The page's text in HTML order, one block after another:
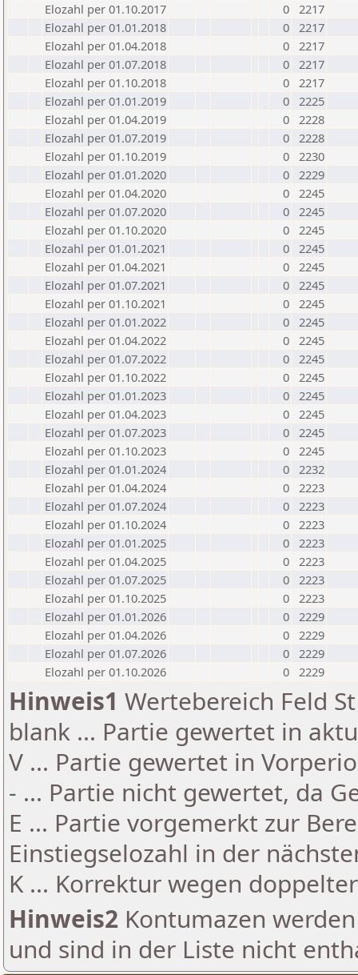
Elozahl per 01.10.2017
0 2217
Elozahl per 01.01.2018
0 2217
Elozahl per 01.04.2018
0 2217
Elozahl per 01.07.2018
0 2217
Elozahl per 01.10.2018
0 2217
Elozahl per 01.01.2019
0 2225
Elozahl per 01.04.2019
0 2228
Elozahl per 01.07.2019
0 2228
Elozahl per 01.10.2019
0 2230
Elozahl per 01.01.2020
0 2229
Elozahl per 01.04.2020
0 2245
Elozahl per 01.07.2020
0 2245
Elozahl per 01.10.2020
0 2245
Elozahl per 01.01.2021
0 2245
Elozahl per 01.04.2021
0 2245
Elozahl per 01.07.2021
0 2245
Elozahl per 01.10.2021
0 2245
Elozahl per 01.01.2022
0 2245
Elozahl per 01.04.2022
0 2245
Elozahl per 01.07.2022
0 2245
Elozahl per 01.10.2022
0 2245
Elozahl per 01.01.2023
0 2245
Elozahl per 01.04.2023
0 2245
Elozahl per 01.07.2023
0 2245
Elozahl per 01.10.2023
0 2245
Elozahl per 01.01.2024
0 2232
Elozahl per 01.04.2024
0 2223
Elozahl per 01.07.2024
0 2223
Elozahl per 01.10.2024
0 2223
Elozahl per 01.01.2025
0 2223
Elozahl per 01.04.2025
0 2223
Elozahl per 01.07.2025
0 2223
Elozahl per 01.10.2025
0 2223
Elozahl per 01.01.2026
0 2229
Elozahl per 01.04.2026
0 2229
Elozahl per 01.07.2026
0 2229
Elozahl per 01.10.2026
0 2229
Hinweis1 Wertebereich Feld
blank ... Partie gewertet in
V ... Partie gewertet in
- ... Partie nicht gewertet, da
E ... Partie vorgemerkt zur
Einstiegselozahl in der
K ... Korrektur wegen
Hinweis2 Kontumazen
und sind in der Liste nicht